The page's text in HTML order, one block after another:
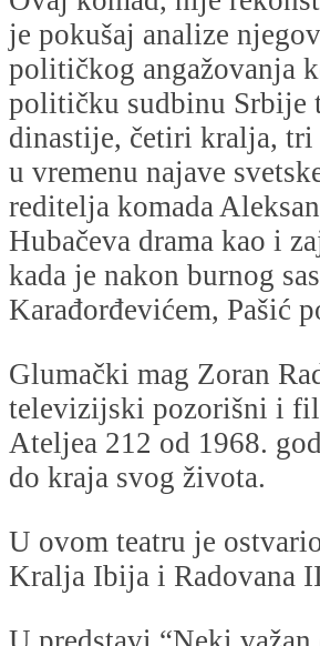
je pokušaj analize
političkog angažovanja
političku sudbinu Srbije
dinastije, četiri kralja, tri
u vremenu najave
reditelja komada
Hubačeva drama kao i
kada je nakon burnog
Karađorđevićem, Pašić
Glumački mag Zoran
televizijski pozorišni i
Ateljea 212 od 1968.
do kraja svog života.
U ovom teatru je
Kralja Ibija i Radovana